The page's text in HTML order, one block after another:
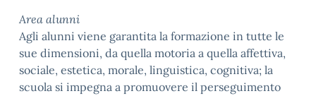
Area alunni
Agli alunni viene garantita la formazione in tutte le
sue dimensioni, da quella motoria a quella affettiva,
sociale, estetica, morale, linguistica, cognitiva; la
scuola si impegna a promuovere il perseguimento